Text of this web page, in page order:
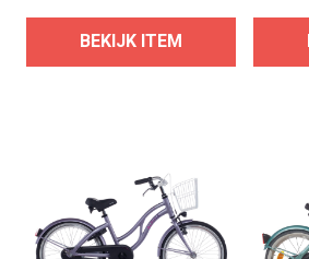
BEKIJK ITEM